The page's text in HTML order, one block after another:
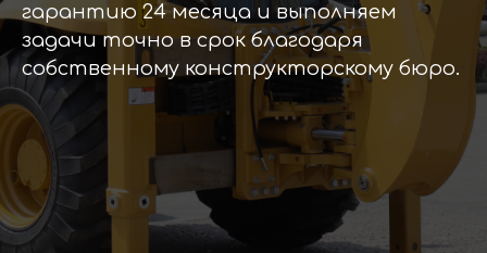
гарантию 24 месяца и выполняем
задачи точно в срок благодаря
собственному конструкторскому бюро.